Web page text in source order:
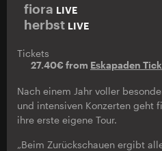
fiora LIVE
herbst LIVE
Tickets
27.40€ from Eskapaden
Nach einem Jahr voller
und intensiven Konzerten geht
ihre erste eigene Tour.
„Beim Zurückschauen ergibt